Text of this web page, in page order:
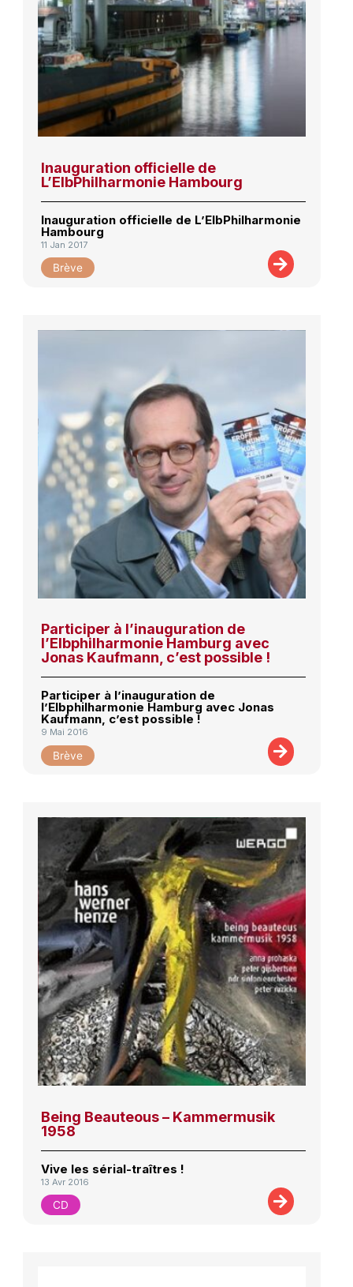
Inauguration officielle de
L’ElbPhilharmonie Hambourg
Inauguration officielle de L’ElbPhilharmonie
Hambourg
11 Jan 2017
Brève
Participer à l’inauguration de
l’Elbphilharmonie Hamburg avec
Jonas Kaufmann, c’est possible !
Participer à l’inauguration de
l’Elbphilharmonie Hamburg avec Jonas
Kaufmann, c’est possible !
9 Mai 2016
Brève
Being Beauteous – Kammermusik
1958
Vive les sérial-traîtres !
13 Avr 2016
CD